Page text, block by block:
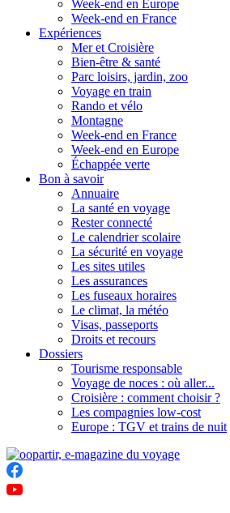
Week-end en Europe
Week-end en France
Expériences
Mer et Croisière
Bien-être & santé
Parc loisirs, jardin, zoo
Voyage en train
Rando et vélo
Montagne
Week-end en France
Week-end en Europe
Échappée verte
Bon à savoir
Annuaire
La santé en voyage
Rester connecté
Le calendrier scolaire
La sécurité en voyage
Les sites utiles
Les assurances
Les fuseaux horaires
Le climat, la météo
Visas, passeports
Droits et recours
Dossiers
Tourisme responsable
Voyage de noces : où aller...
Croisière : comment choisir ?
Les compagnies low-cost
Europe : TGV et trains de nuit